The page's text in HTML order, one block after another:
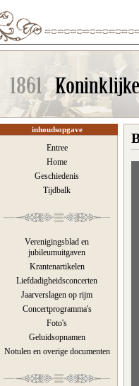
inhoudsopgave
Entree
Home
Geschiedenis
Tijdbalk
Verenigingsblad en
jubileumuitgaven
Krantenartikelen
Liefdadigheidsconcerten
Jaarverslagen op rijm
Concertprogramma's
Foto's
Geluidsopnamen
Notulen en overige documenten